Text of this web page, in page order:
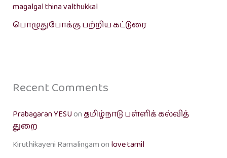
magalgal thina valthukkal
பொழுதுபோக்கு பற்றிய கட்டுரை
Recent Comments
Prabagaran YESUonதமிழ்நாடு பள்ளிக் கல்வித்
துறை
Kiruthikayeni Ramalingamon love tamil